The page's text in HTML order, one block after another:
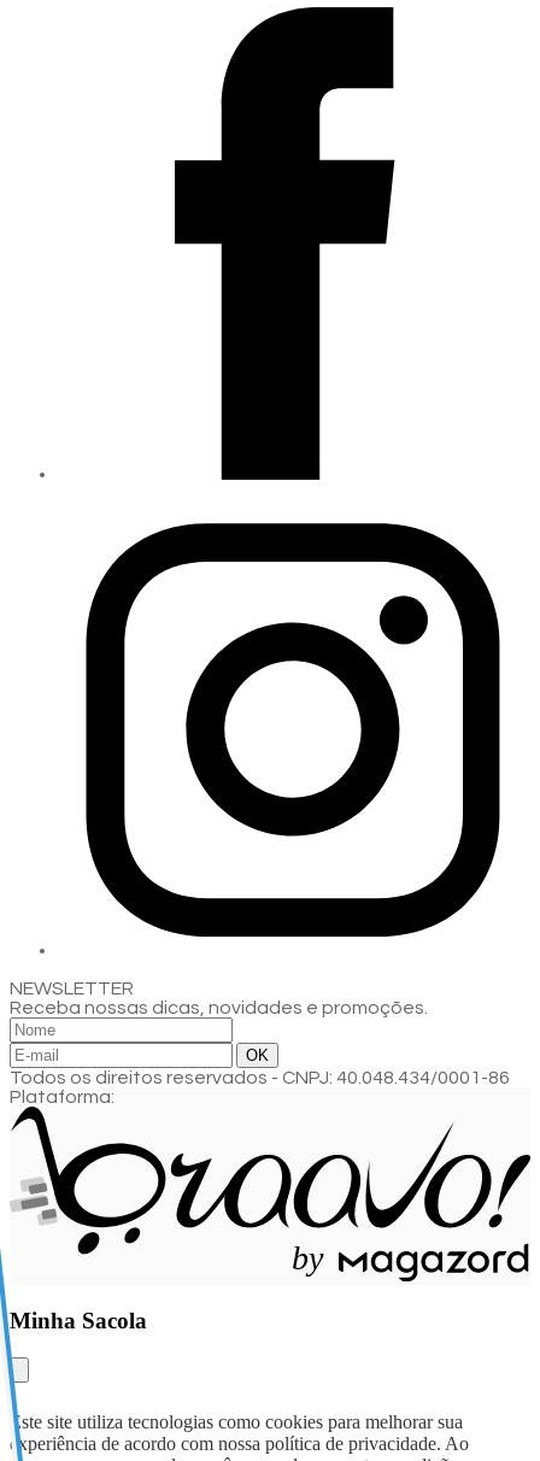
NEWSLETTER
Receba nossas dicas, novidades e promoções.
Todos os direitos reservados - CNPJ: 40.048.434/0001-86
Plataforma:
by
Minha Sacola
Este site utiliza tecnologias como cookies para melhorar sua
experiência de acordo com nossa política de privacidade. Ao